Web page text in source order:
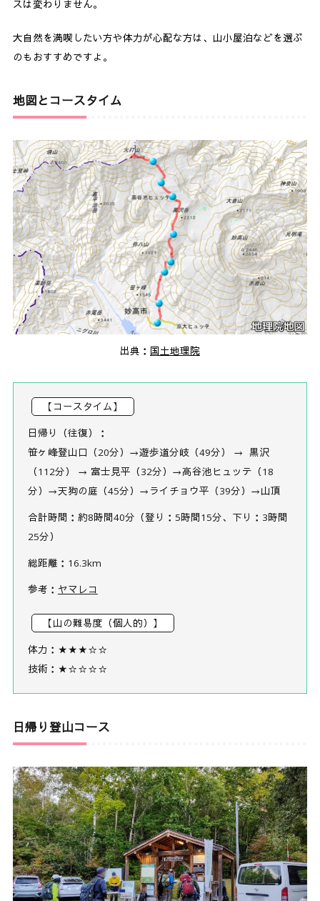
スは変わりません。
大自然を満喫したい方や体力が心配な方は、山小屋泊などを選ぶ
のもおすすめですよ。
地図とコースタイム
出典： 国土地理院
【コースタイム】
日帰り（往復）：
笹ヶ峰登山口（20分）→遊歩道分岐（49分） → 黒沢
（112分） → 富士見平（32分）→高谷池ヒュッテ（18
分）→天狗の庭（45分）→ライチョウ平（39分）→山頂
合計時間：約8時間40分（登り：5時間15分、下り：3時間
25分）
総距離：16.3km
参考： ヤマレコ
【山の難易度（個人的）】
体力：★★★☆☆
技術：★☆☆☆☆
日帰り登山コース